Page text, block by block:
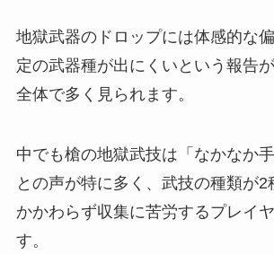
地獄武器のドロップには体感的な
定の武器種が出にくいという報告
全体で多く見られます。
中でも槍の地獄武技は「なかなか手
との声が特に多く、武技の種類が2
かかわらず収集に苦労するプレイ
す。